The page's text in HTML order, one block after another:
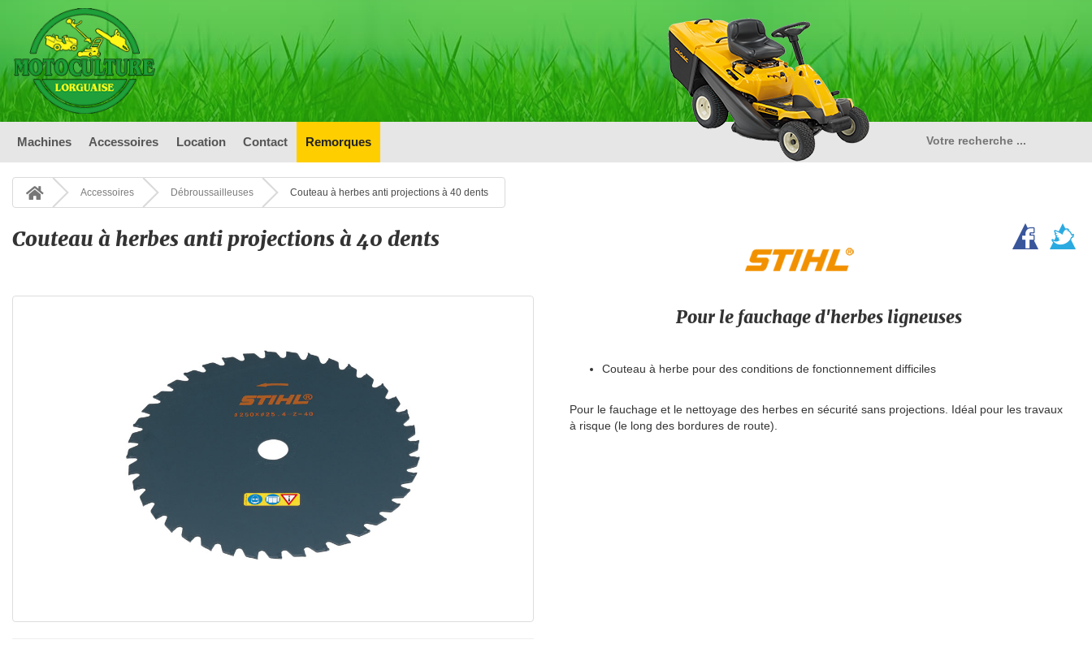
Machines Accessoires Location Contact Remorques
Accessoires Débroussailleuses Couteau à herbes anti projections à 40 dents
Couteau à herbes anti projections à 40 dents
Pour le fauchage d'herbes ligneuses
Couteau à herbe pour des conditions de fonctionnement difficiles
Pour le fauchage et le nettoyage des herbes en sécurité sans projections. Idéal pour les travaux
à risque (le long des bordures de route).